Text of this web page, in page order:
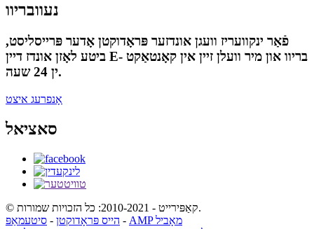
נעוובריוו
פֿאַר ינקוועריז וועגן אונדזער פּראָדוקטן אָדער פּרייסליסט,
ביטע לאָזן אונדז דיין E- בריוו און מיר וועלן זיין אין קאָנטאַקט
ין 24 שעה.
אָנפרעג איצט
סאציאל
© קאַפּירייט - 2010-2021: כל הזכויות שמורות.
הייס פּראָדוקטן - סיטעמאַפּ -
AMP מאָביל